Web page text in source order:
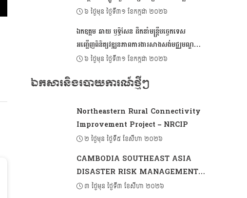
ព្រះរាជាណាចក្រកម្ពុជា ក្នុងឱកាសដ៏មហានក្ខត្តឫក្ស
នៃខួបចម្រើនជន្មាយុគម្រប់៧៤ ឈានចូល ៧៥ឆ្នាំ
ក្នុងខេត្តតាកែវ
៦ ថ្ងៃមុន ថ្ងៃទី៣១ ខែកក្កដា ២០២៦
ឯកឧត្តម ឆាយ ឫទ្ធិសែន ដឹកនាំមន្ដ្រីបច្ចេកទេស
អញ្ជើញពិនិត្យវឌ្ឍនភាពការងារសាងសង់មជ្ឈមណ្ឌល
អភិវឌ្ឍន៍សហគមន៍ និងហេដ្ឋារចនាសម្ព័ន្ធនានា នៅក្នុង
៦ ថ្ងៃមុន ថ្ងៃទី៣១ ខែកក្កដា ២០២៦
ឯកសារនិងរបាយការណ៍ថ្មីៗ
Northeastern Rural Connectivity
Improvement Project – NRCIP
២ ថ្ងៃមុន ថ្ងៃទី៥ ខែសីហា ២០២៦
CAMBODIA SOUTHEAST ASIA
DISASTER RISK MANAGEMENT
PROJECT 2 (CSADRM-2)
៣ ថ្ងៃមុន ថ្ងៃទី៣ ខែសីហា ២០២៦